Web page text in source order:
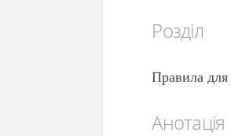
Розділ
Правила для
Анотація